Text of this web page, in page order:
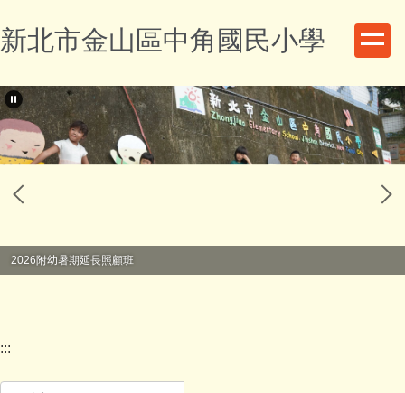
到
主
內
容
區
新北市金山區中角國民小學
2026附幼暑期延長照顧班
:::